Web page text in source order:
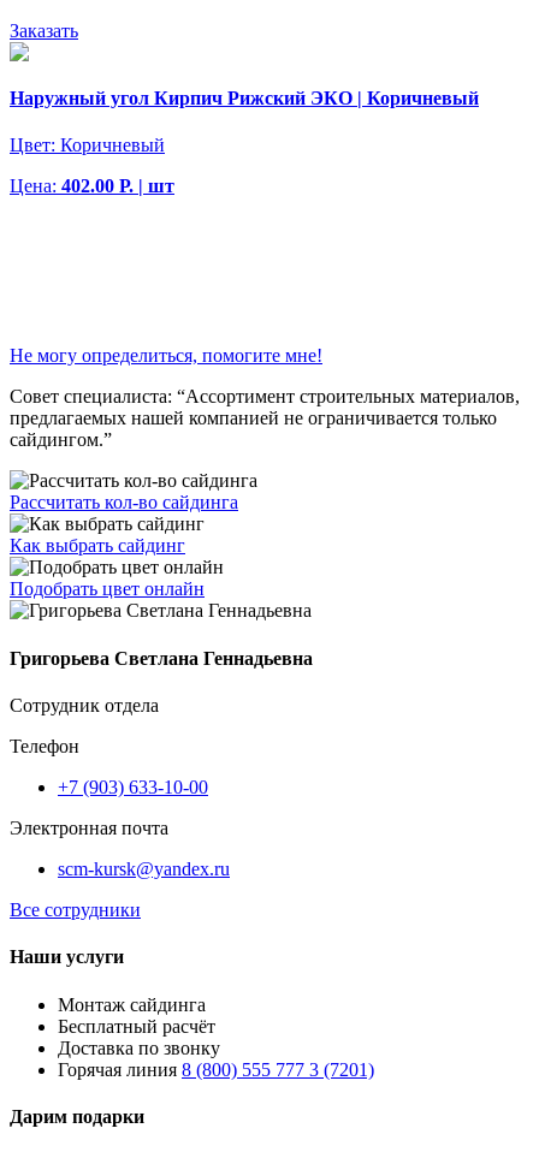
Заказать
Наружный угол Кирпич Рижский ЭКО | Коричневый
Цвет: Коричневый
Цена: 402.00 Р. | шт
Не могу определиться, помогите мне!
Совет специалиста: “Ассортимент строительных материалов,
предлагаемых нашей компанией не ограничивается только
сайдингом.”
Рассчитать кол-во сайдинга
Как выбрать сайдинг
Подобрать цвет онлайн
Григорьева Светлана Геннадьевна
Сотрудник отдела
Телефон
+7 (903) 633-10-00
Электронная почта
scm-kursk@yandex.ru
Все сотрудники
Наши услуги
Монтаж сайдинга
Бесплатный расчёт
Доставка по звонку
Горячая линия 8 (800) 555 777 3 (7201)
Дарим подарки